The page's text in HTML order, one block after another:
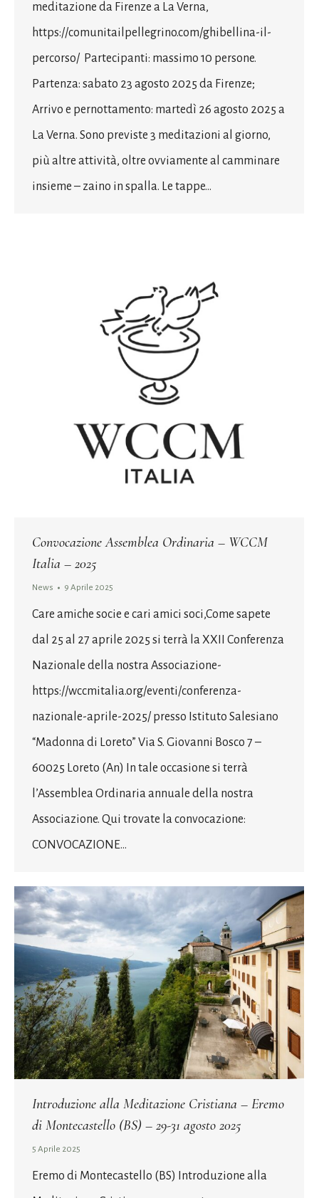
meditazione da Firenze a La Verna,
https://comunitailpellegrino.com/ghibellina-il-
percorso/ Partecipanti: massimo 10 persone.
Partenza: sabato 23 agosto 2025 da Firenze;
Arrivo e pernottamento: martedì 26 agosto 2025 a
La Verna. Sono previste 3 meditazioni al giorno,
più altre attività, oltre ovviamente al camminare
insieme – zaino in spalla. Le tappe…
Convocazione Assemblea Ordinaria – WCCM
Italia – 2025
News 9 Aprile 2025
Care amiche socie e cari amici soci,Come sapete
dal 25 al 27 aprile 2025 si terrà la XXII Conferenza
Nazionale della nostra Associazione-
https://wccmitalia.org/eventi/conferenza-
nazionale-aprile-2025/ presso Istituto Salesiano
“Madonna di Loreto” Via S. Giovanni Bosco 7 –
60025 Loreto (An) In tale occasione si terrà
l’Assemblea Ordinaria annuale della nostra
Associazione. Qui trovate la convocazione:
CONVOCAZIONE…
Introduzione alla Meditazione Cristiana – Eremo
di Montecastello (BS) – 29-31 agosto 2025
5 Aprile 2025
Eremo di Montecastello (BS) Introduzione alla